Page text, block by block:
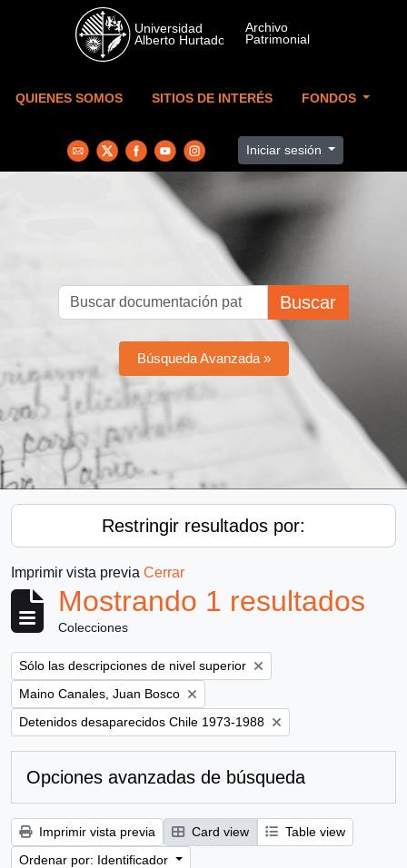
Skip to main content
QUIENES SOMOS SITIOS DE INTERÉS FONDOS
Iniciar sesión
Buscar
Búsqueda Avanzada »
Restringir resultados por:
Imprimir vista previa Cerrar
Mostrando 1 resultados
Colecciones
Remove filter:
Sólo las descripciones de nivel superior
Remove filter:
Maino Canales, Juan Bosco
Remove filter:
Detenidos desaparecidos Chile 1973-1988
Opciones avanzadas de búsqueda
Imprimir vista previa Card view
Table view
Ordenar por: Identificador